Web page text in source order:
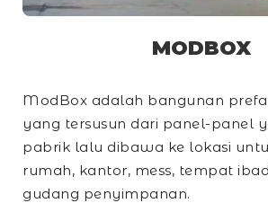
MODBOX
ModBox adalah bangunan
yang tersusun dari panel-panel
pabrik lalu dibawa ke lokasi
rumah, kantor, mess, tempat
gudang penyimpanan.